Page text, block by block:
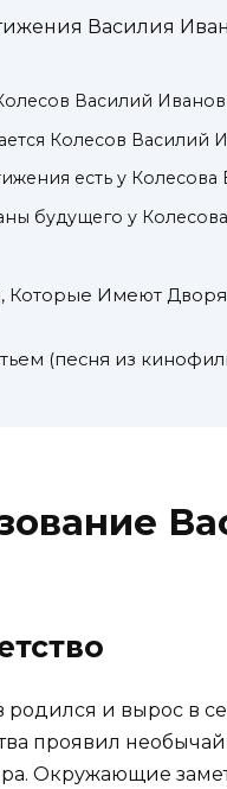
Василия
Василий
Колесов Василий
есть у
будущего у
Которые Имеют
(песня из
и вырос в
проявил
Окружающие